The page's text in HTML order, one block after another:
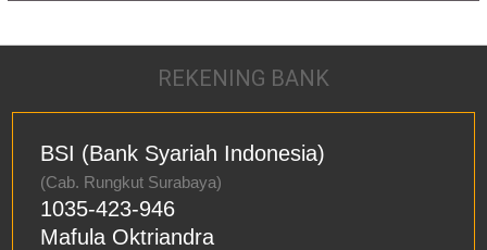
REKENING BANK
BSI (Bank Syariah Indonesia)
(Cab. Rungkut Surabaya)
1035-423-946
Mafula Oktriandra